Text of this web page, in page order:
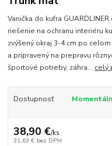
Vanička do kufra
riešenie na ochranu interiéru
zvýšený okraj 3-4 cm po
a pripravený na prepravu
športové potreby, záhra... celý
Dostupnosť
38,90 €/ks
31,63 € bez DPH